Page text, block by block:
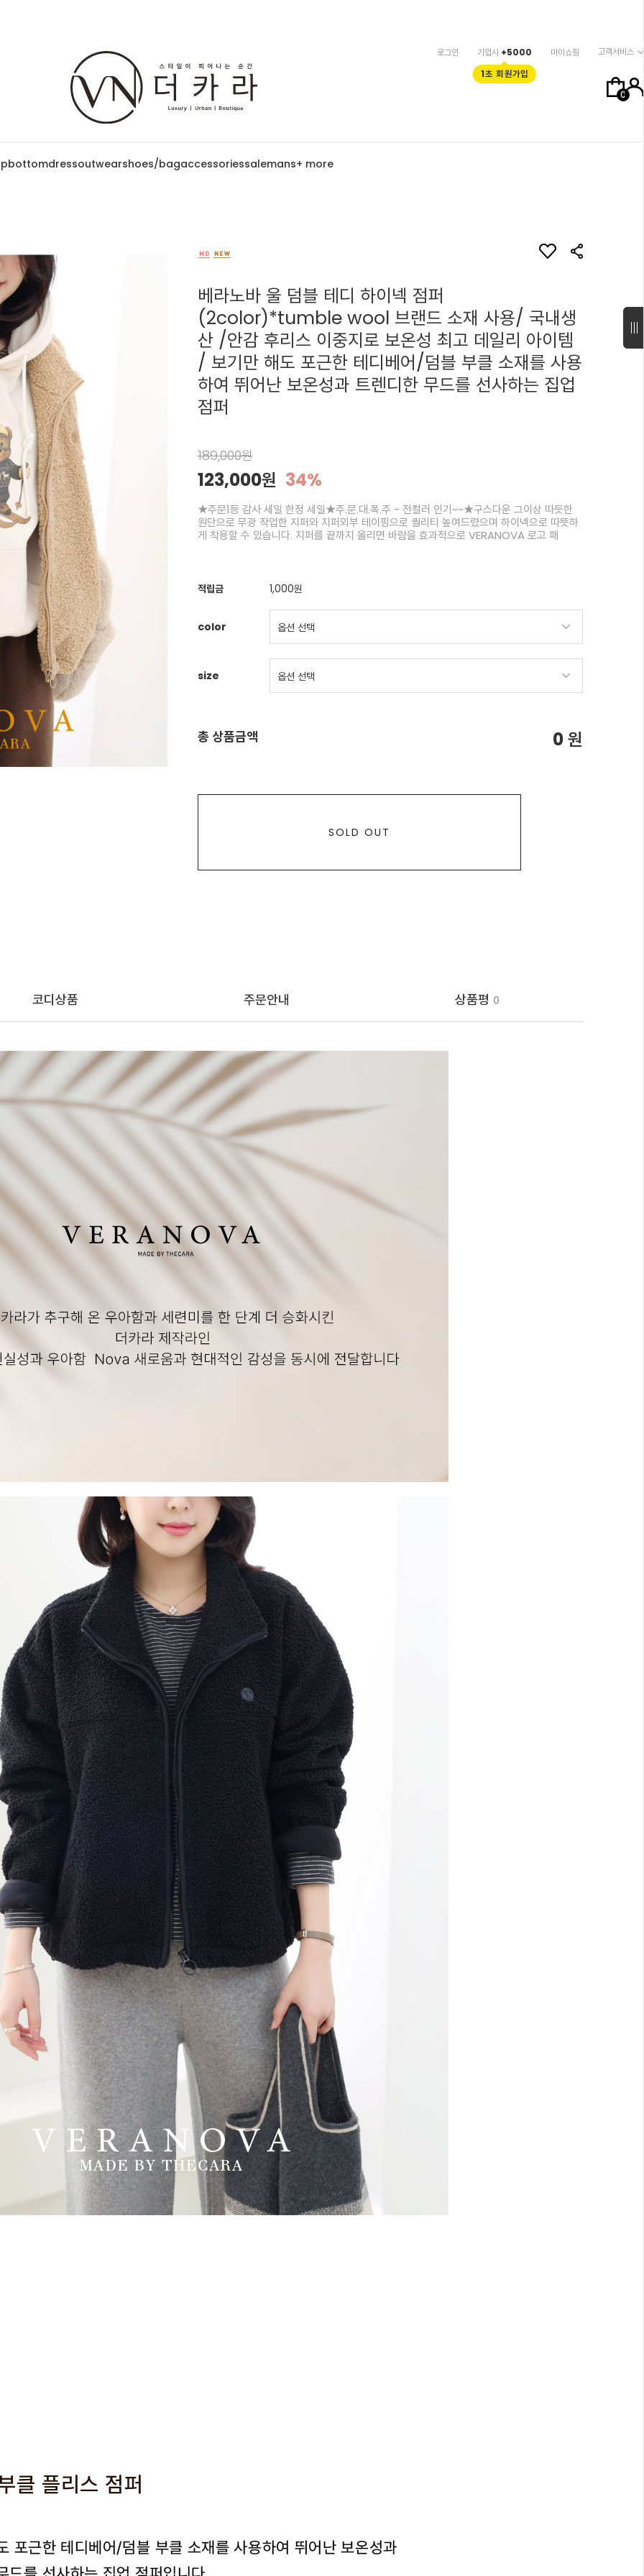
0
로그인 가입시 +5000
1초 회원가입
마이쇼핑 고객서비스
bottomdressoutwearshoes/bagaccessoriessalemans+ more
베라노바 울 덤블 테디 하이넥 점퍼
(2color)*tumble wool 브랜드 소재 사용/ 국내생
산 /안감 후리스 이중지로 보온성 최고 데일리 아이템
/ 보기만 해도 포근한 테디베어/덤블 부클 소재를 사용
하여 뛰어난 보온성과 트렌디한 무드를 선사하는 집업
점퍼
189,000원
123,000원 34%
★주문1등 감사 세일 한정 세일★주.문.대.폭.주 - 전컬러 인기~~★구스다운 그이상 따듯한
원단으로 무광 작업한 지퍼와 지퍼외부 테이핑으로 퀄리티 높여드렸으며 하이넥으로 따뜻하
게 착용할 수 있습니다. 지퍼를 끝까지 올리면 바람을 효과적으로 VERANOVA 로고 패
적립금 1,000원
color
size
총 상품금액 0원
SOLD OUT
코디상품 주문안내 상품평 0